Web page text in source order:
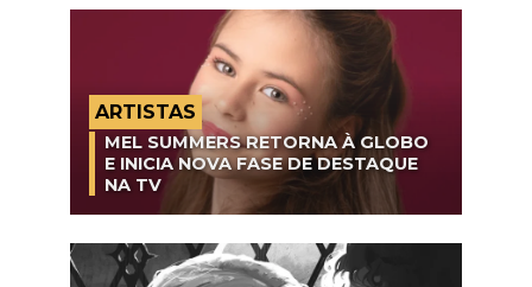
ARTISTAS
MEL SUMMERS RETORNA À GLOBO
E INICIA NOVA FASE DE DESTAQUE
NA TV